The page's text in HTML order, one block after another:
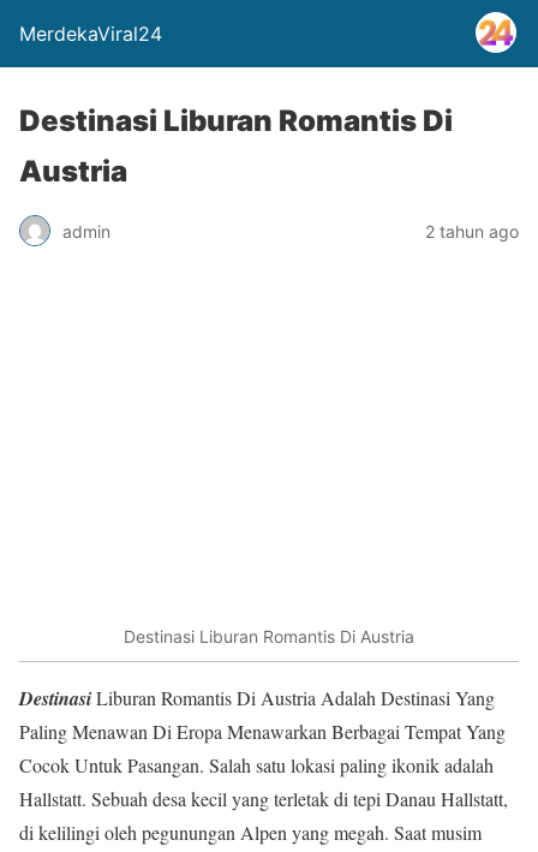
MerdekaViral24
Destinasi Liburan Romantis Di
Austria
admin 2 tahun ago
Destinasi Liburan Romantis Di Austria
DestinasiLiburan Romantis Di Austria Adalah Destinasi Yang
Paling Menawan Di Eropa Menawarkan Berbagai Tempat Yang
Cocok Untuk Pasangan. Salah satu lokasi paling ikonik adalah
Hallstatt. Sebuah desa kecil yang terletak di tepi Danau Hallstatt,
di kelilingi oleh pegunungan Alpen yang megah. Saat musim